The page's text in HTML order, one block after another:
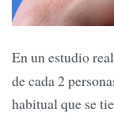
En un estudio
de cada 2
habitual que se